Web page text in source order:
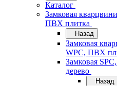
Каталог
Замковая
ПВХ плитка
Назад
Замковая
WPC, ПВХ
Замковая
дерево
Назад